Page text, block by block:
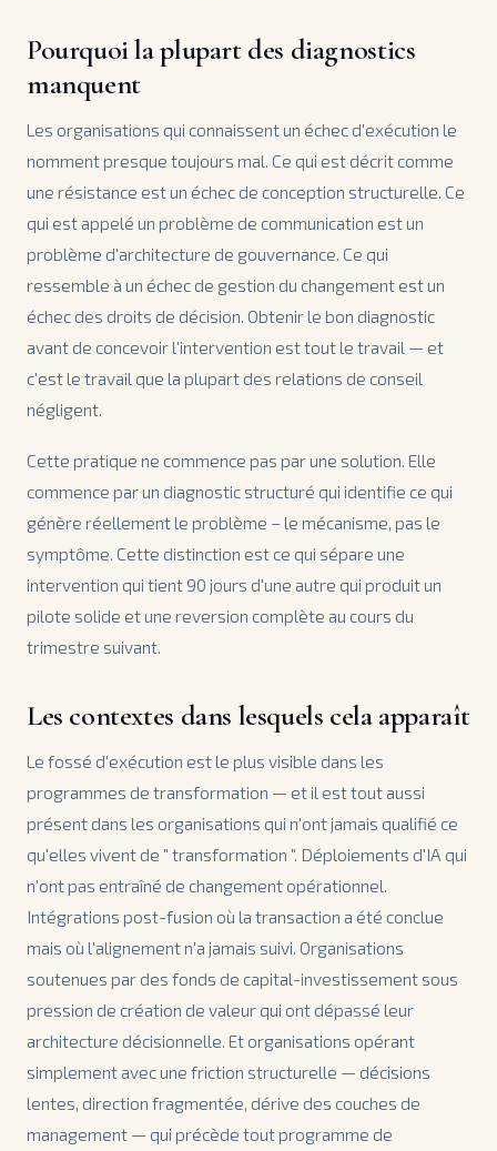
Pourquoi la plupart des diagnostics
manquent
Les organisations qui connaissent un échec d'exécution le
nomment presque toujours mal. Ce qui est décrit comme
une résistance est un échec de conception structurelle. Ce
qui est appelé un problème de communication est un
problème d'architecture de gouvernance. Ce qui
ressemble à un échec de gestion du changement est un
échec des droits de décision. Obtenir le bon diagnostic
avant de concevoir l'intervention est tout le travail — et
c'est le travail que la plupart des relations de conseil
négligent.
Cette pratique ne commence pas par une solution. Elle
commence par un diagnostic structuré qui identifie ce qui
génère réellement le problème – le mécanisme, pas le
symptôme. Cette distinction est ce qui sépare une
intervention qui tient 90 jours d'une autre qui produit un
pilote solide et une reversion complète au cours du
trimestre suivant.
Les contextes dans lesquels cela apparaît
Le fossé d'exécution est le plus visible dans les
programmes de transformation — et il est tout aussi
présent dans les organisations qui n'ont jamais qualifié ce
qu'elles vivent de " transformation ". Déploiements d'IA qui
n'ont pas entraîné de changement opérationnel.
Intégrations post-fusion où la transaction a été conclue
mais où l'alignement n'a jamais suivi. Organisations
soutenues par des fonds de capital-investissement sous
pression de création de valeur qui ont dépassé leur
architecture décisionnelle. Et organisations opérant
simplement avec une friction structurelle — décisions
lentes, direction fragmentée, dérive des couches de
management — qui précède tout programme de